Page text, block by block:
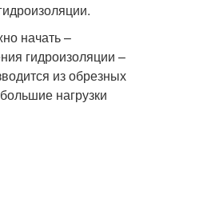
начать –
гидроизоляции –
из обрезных
нагрузки